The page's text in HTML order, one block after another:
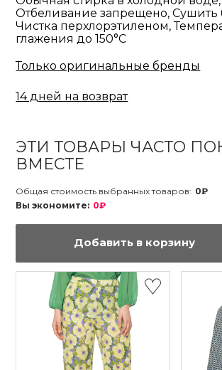
Отбеливание запрещено, Сушить
Чистка перхлорэтиленом,
глажения до 150°С
Только оригинальные бренды
14 дней на возврат
ЭТИ ТОВАРЫ ЧАСТО
ВМЕСТЕ
Общая стоимость выбранных товаров: 0₽
Вы экономите: 0₽
Добавить в корзину